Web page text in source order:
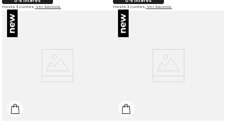
Hasta 3 cuotas. Ver bancos.
Hasta 3 cuotas. Ver bancos.